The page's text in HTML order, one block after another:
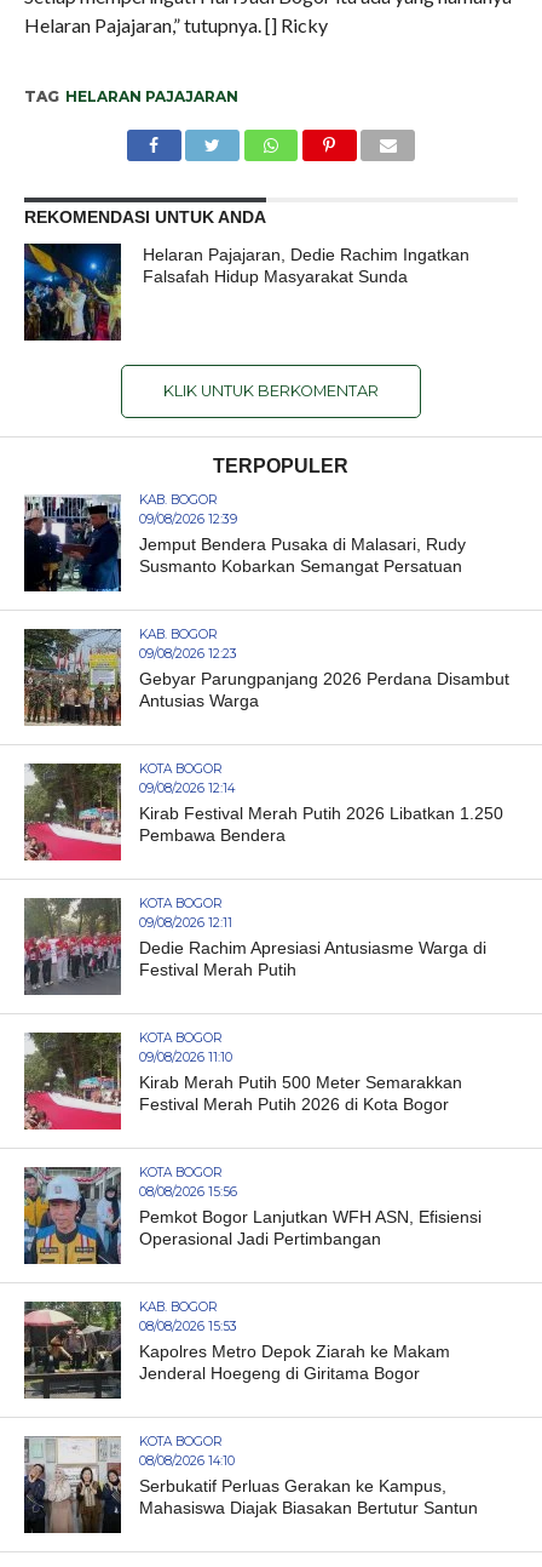
Helaran Pajajaran,” tutupnya. [] Ricky
TAG HELARAN PAJAJARAN
REKOMENDASI UNTUK ANDA
Helaran Pajajaran, Dedie Rachim Ingatkan
Falsafah Hidup Masyarakat Sunda
KLIK UNTUK BERKOMENTAR
TERPOPULER
KAB. BOGOR
09/08/2026 12:39
Jemput Bendera Pusaka di Malasari, Rudy
Susmanto Kobarkan Semangat Persatuan
KAB. BOGOR
09/08/2026 12:23
Gebyar Parungpanjang 2026 Perdana Disambut
Antusias Warga
KOTA BOGOR
09/08/2026 12:14
Kirab Festival Merah Putih 2026 Libatkan 1.250
Pembawa Bendera
KOTA BOGOR
09/08/2026 12:11
Dedie Rachim Apresiasi Antusiasme Warga di
Festival Merah Putih
KOTA BOGOR
09/08/2026 11:10
Kirab Merah Putih 500 Meter Semarakkan
Festival Merah Putih 2026 di Kota Bogor
KOTA BOGOR
08/08/2026 15:56
Pemkot Bogor Lanjutkan WFH ASN, Efisiensi
Operasional Jadi Pertimbangan
KAB. BOGOR
08/08/2026 15:53
Kapolres Metro Depok Ziarah ke Makam
Jenderal Hoegeng di Giritama Bogor
KOTA BOGOR
08/08/2026 14:10
Serbukatif Perluas Gerakan ke Kampus,
Mahasiswa Diajak Biasakan Bertutur Santun